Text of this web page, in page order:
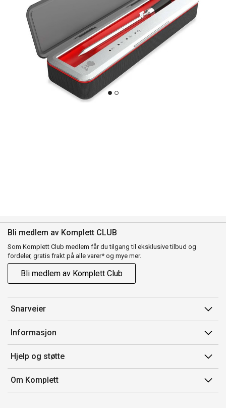
Bli medlem av Komplett CLUB
Som Komplett Club medlem får du tilgang til eksklusive tilbud og
fordeler, gratis frakt på alle varer* og mye mer.
Bli medlem av Komplett Club
Snarveier
Min side
Ordreoversikt
Flex
Komplett Club
Informasjon
Salgsbetingelser
Medlemsvilkår for Komplett Club
Merker/produsent
Hjelp og støtte
Kontakt oss
Kundeservice
Om Komplett